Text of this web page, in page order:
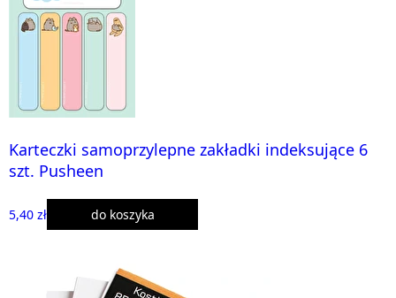
Karteczki samoprzylepne zakładki indeksujące 6
szt. Pusheen
5,40 zł do koszyka